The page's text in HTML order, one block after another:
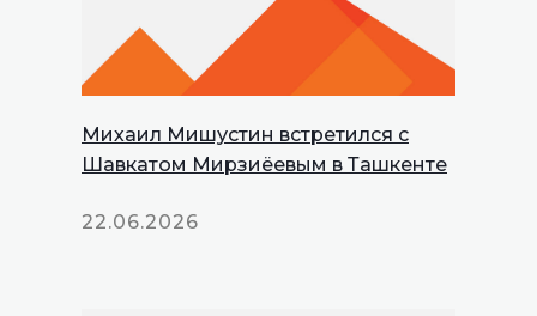
Михаил Мишустин встретился с
Шавкатом Мирзиёевым в Ташкенте
22.06.2026